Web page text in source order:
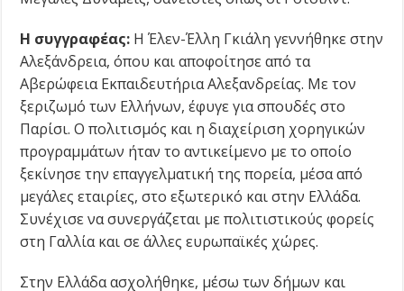
Η συγγραφέας: Η Έλεν-Έλλη Γκιάλη γεννήθηκε στην
Αλεξάνδρεια, όπου και αποφοίτησε από τα
Αβερώφεια Εκπαιδευτήρια Αλεξανδρείας. Με τον
ξεριζωμό των Ελλήνων, έφυγε για σπουδές στο
Παρίσι. Ο πολιτισμός και η διαχείριση χορηγικών
προγραμμάτων ήταν το αντικείμενο με το οποίο
ξεκίνησε την επαγγελματική της πορεία, μέσα από
μεγάλες εταιρίες, στο εξωτερικό και στην Ελλάδα.
Συνέχισε να συνεργάζεται με πολιτιστικούς φορείς
στη Γαλλία και σε άλλες ευρωπαϊκές χώρες.
Στην Ελλάδα ασχολήθηκε, μέσω των δήμων και